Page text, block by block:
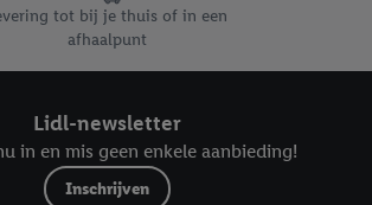
tot bij je thuis of in een
afhaalpunt
Lidl-newsletter
in en mis geen enkele aanbieding!
Inschrijven